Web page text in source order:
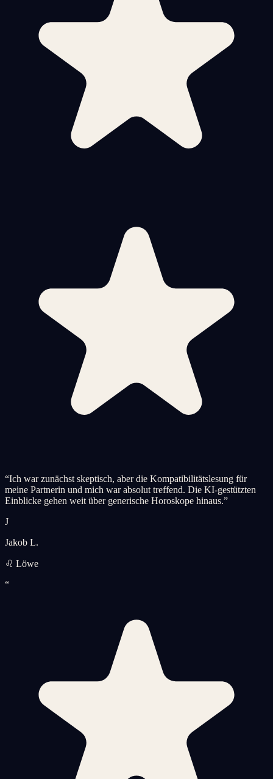
“Ich war zunächst skeptisch, aber die Kompatibilitätslesung für
meine Partnerin und mich war absolut treffend. Die KI-gestützten
Einblicke gehen weit über generische Horoskope hinaus.”
J
Jakob L.
♌ Löwe
“